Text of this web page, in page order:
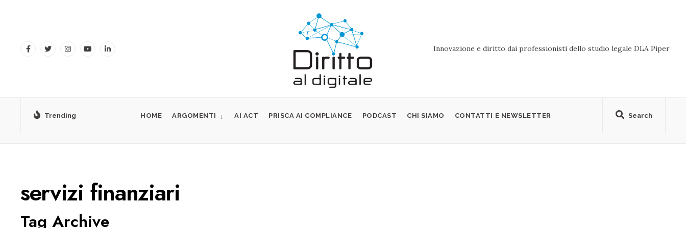
Innovazione e diritto dai professionisti dello studio legale DLA Piper
Trending Search
HOME ARGOMENTI AI ACT PRISCA AI COMPLIANCE PODCAST CHI SIAMO CONTATTI E NEWSLETTER
servizi finanziari
Tag Archive